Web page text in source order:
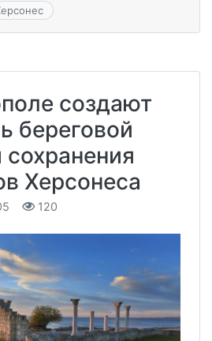
создают
береговой
Херсонеса
120